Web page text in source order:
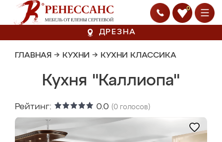
0
ДРЕЗНА
ГЛАВНАЯ → КУХНИ → КУХНИ КЛАССИКА
Кухня "Каллиопа"
Рейтинг: 0.0 (0 голосов)